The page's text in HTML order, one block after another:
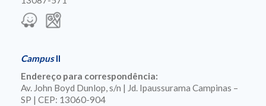
CampusII
Endereço para correspondência:
Av. John Boyd Dunlop, s/n | Jd. Ipaussurama Campinas –
SP | CEP: 13060-904